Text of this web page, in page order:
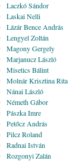
Laczkó Sándor
Laskai Nelli
Lázár Bence András
Lengyel Zoltán
Magony Gergely
Marjanucz László
Misetics Bálint
Molnár Krisztina Rita
Nánai László
Németh Gábor
Pászka Imre
Petőcz András
Pilcz Roland
Radnai István
Rozgonyi Zalán